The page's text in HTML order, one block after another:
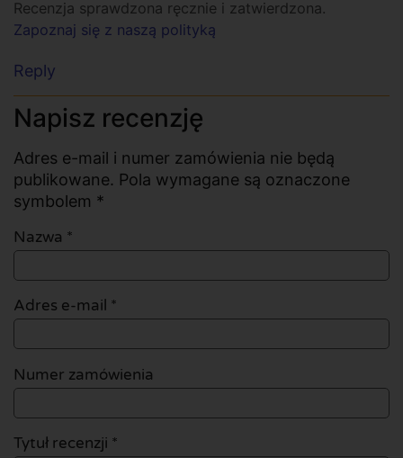
Recenzja sprawdzona ręcznie i zatwierdzona.
Zapoznaj się z naszą polityką
Reply
Napisz recenzję
Adres e-mail i numer zamówienia nie będą
publikowane. Pola wymagane są oznaczone
symbolem *
Nazwa *
Adres e-mail *
Numer zamówienia
Tytuł recenzji *